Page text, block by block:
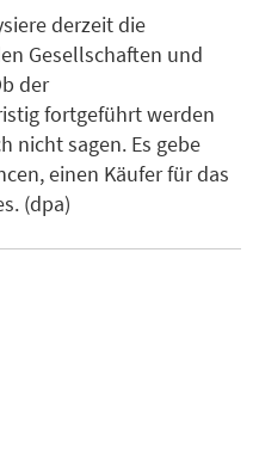
derzeit die
Gesellschaften und
der
fortgeführt werden
nicht sagen. Es gebe
einen Käufer für das
(dpa)